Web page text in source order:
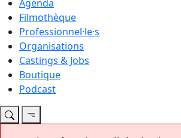
Agenda
Filmothèque
Professionnel·le·s
Organisations
Castings & Jobs
Boutique
Podcast